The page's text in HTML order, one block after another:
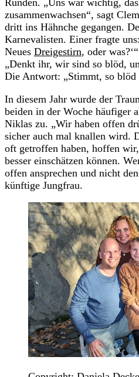
zusammenwachsen“, sagt
dritt ins Hähnche gegangen.
Karnevalisten. Einer fragte
Neues Dreigestirn, oder
„Denkt ihr, wir sind so blöd,
Die Antwort: „Stimmt, so blöd
In diesem Jahr wurde der
beiden in der Woche häufiger
Niklas zu. „Wir haben offen
sicher auch mal knallen wird.
oft getroffen haben, hoffen
besser einschätzen können.
offen ansprechen und nicht
künftige Jungfrau.